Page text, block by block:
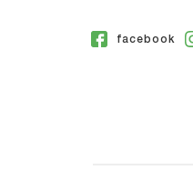
facebook